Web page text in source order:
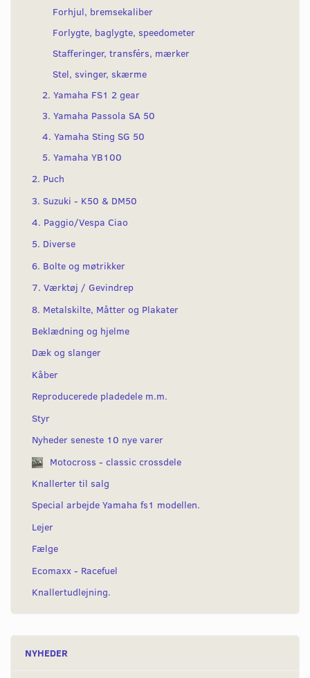
Forhjul, bremsekaliber
Forlygte, baglygte, speedometer
Stafferinger, transférs, mærker
Stel, svinger, skærme
2. Yamaha FS1 2 gear
3. Yamaha Passola SA 50
4. Yamaha Sting SG 50
5. Yamaha YB100
2. Puch
3. Suzuki - K50 & DM50
4. Paggio/Vespa Ciao
5. Diverse
6. Bolte og møtrikker
7. Værktøj / Gevindrep
8. Metalskilte, Måtter og Plakater
Beklædning og hjelme
Dæk og slanger
Kåber
Reproducerede pladedele m.m.
Styr
Nyheder seneste 10 nye varer
Motocross - classic crossdele
Knallerter til salg
Special arbejde Yamaha fs1 modellen.
Lejer
Fælge
Ecomaxx - Racefuel
Knallertudlejning.
NYHEDER